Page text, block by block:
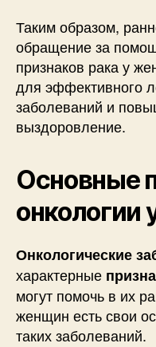
Таким образом,
обращение за
признаков рака у
для эффективного
заболеваний и
выздоровление.
Основные
Онкологические
характерные
могут помочь в их
женщин есть свои
таких заболеваний.